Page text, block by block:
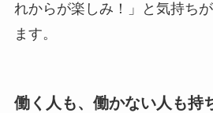
れからが楽しみ！」と気持ち
ます。
働く人も、働かない人も持